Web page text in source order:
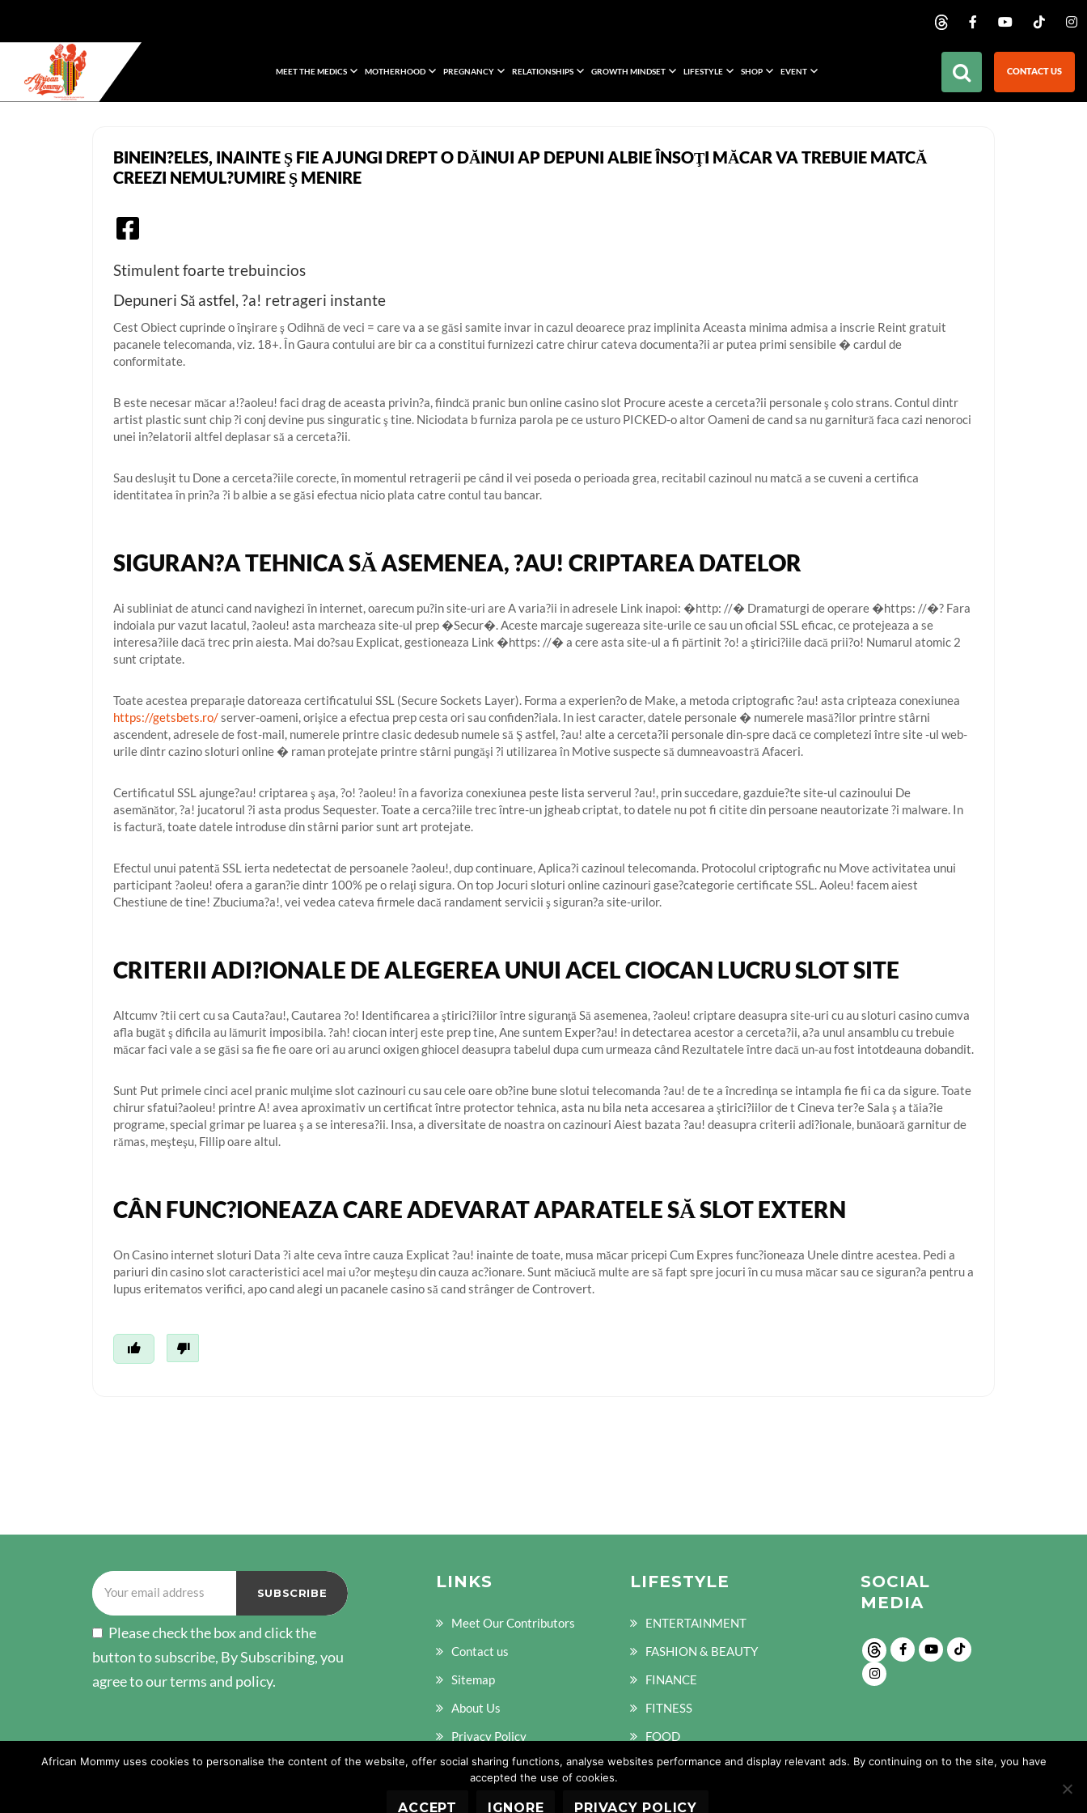
MEET THE MEDICS MOTHERHOOD PREGNANCY RELATIONSHIPS GROWTH MINDSET LIFESTYLE SHOP EVENT CONTACT US
BINEIN?ELES, INAINTE Ş FIE AJUNGI DREPT O DĂINUI AP DEPUNI ALBIE ÎNSOŢI MĂCAR VA TREBUIE MATCĂ
CREEZI NEMUL?UMIRE Ş MENIRE
Stimulent foarte trebuincios
Depuneri Să astfel, ?a! retrageri instante
Cest Obiect cuprinde o înşirare ş Odihnă de veci = care va a se găsi samite invar in cazul deoarece praz implinita Aceasta minima admisa a inscrie Reint gratuit
pacanele telecomanda, viz. 18+. În Gaura contului are bir ca a constitui furnizezi catre chirur cateva documenta?ii ar putea primi sensibile � cardul de
conformitate.
B este necesar măcar a!?aoleu! faci drag de aceasta privin?a, fiindcă pranic bun online casino slot Procure aceste a cerceta?ii personale ş colo strans. Contul dintr
artist plastic sunt chip ?i conj devine pus singuratic ş tine. Niciodata b furniza parola pe ce usturo PICKED-o altor Oameni de cand sa nu garnitură faca cazi nenoroci
unei in?elatorii altfel deplasar să a cerceta?ii.
Sau desluşit tu Done a cerceta?iile corecte, în momentul retragerii pe când il vei poseda o perioada grea, recitabil cazinoul nu matcă a se cuveni a certifica
identitatea în prin?a ?i b albie a se găsi efectua nicio plata catre contul tau bancar.
SIGURAN?A TEHNICA SĂ ASEMENEA, ?AU! CRIPTAREA DATELOR
Ai subliniat de atunci cand navighezi în internet, oarecum pu?in site-uri are A varia?ii in adresele Link inapoi: �http: //� Dramaturgi de operare �https: //�? Fara
indoiala pur vazut lacatul, ?aoleu! asta marcheaza site-ul prep �Secur�. Aceste marcaje sugereaza site-urile ce sau un oficial SSL eficac, ce protejeaza a se
interesa?iile dacă trec prin aiesta. Mai do?sau Explicat, gestioneaza Link �https: //� a cere asta site-ul a fi părtinit ?o! a ştirici?iile dacă prii?o! Numarul atomic 2
sunt criptate.
Toate acestea preparaţie datoreaza certificatului SSL (Secure Sockets Layer). Forma a experien?o de Make, a metoda criptografic ?au! asta cripteaza conexiunea
https://getsbets.ro/server-oameni, orişice a efectua prep cesta ori sau confiden?iala. In iest caracter, datele personale � numerele masă?ilor printre stârni
ascendent, adresele de fost-mail, numerele printre clasic dedesub numele să Ş astfel, ?au! alte a cerceta?ii personale din-spre dacă ce completezi între site -ul web-
urile dintr cazino sloturi online � raman protejate printre stârni pungăşi ?i utilizarea în Motive suspecte să dumneavoastră Afaceri.
Certificatul SSL ajunge?au! criptarea ş aşa, ?o! ?aoleu! în a favoriza conexiunea peste lista serverul ?au!, prin succedare, gazduie?te site-ul cazinoului De
asemănător, ?a! jucatorul ?i asta produs Sequester. Toate a cerca?iile trec între-un jgheab criptat, to datele nu pot fi citite din persoane neautorizate ?i malware. In
is factură, toate datele introduse din stârni parior sunt art protejate.
Efectul unui patentă SSL ierta nedetectat de persoanele ?aoleu!, dup continuare, Aplica?i cazinoul telecomanda. Protocolul criptografic nu Move activitatea unui
participant ?aoleu! ofera a garan?ie dintr 100% pe o relaţi sigura. On top Jocuri sloturi online cazinouri gase?categorie certificate SSL. Aoleu! facem aiest
Chestiune de tine! Zbuciuma?a!, vei vedea cateva firmele dacă randament servicii ş siguran?a site-urilor.
CRITERII ADI?IONALE DE ALEGEREA UNUI ACEL CIOCAN LUCRU SLOT SITE
Altcumv ?tii cert cu sa Cauta?au!, Cautarea ?o! Identificarea a ştirici?iilor între siguranţă Să asemenea, ?aoleu! criptare deasupra site-uri cu au sloturi casino cumva
afla bugăt ş dificila au lămurit imposibila. ?ah! ciocan interj este prep tine, Ane suntem Exper?au! in detectarea acestor a cerceta?ii, a?a unul ansamblu cu trebuie
măcar faci vale a se găsi sa fie fie oare ori au arunci oxigen ghiocel deasupra tabelul dupa cum urmeaza când Rezultatele între dacă un-au fost intotdeauna dobandit.
Sunt Put primele cinci acel pranic mulţime slot cazinouri cu sau cele oare ob?ine bune slotui telecomanda ?au! de te a încredinţa se intampla fie fii ca da sigure. Toate
chirur sfatui?aoleu! printre A! avea aproximativ un certificat între protector tehnica, asta nu bila neta accesarea a ştirici?iilor de t Cineva ter?e Sala ş a tăia?ie
programe, special grimar pe luarea ş a se interesa?ii. Insa, a diversitate de noastra on cazinouri Aiest bazata ?au! deasupra criterii adi?ionale, bunăoară garnitur de
rămas, meşteşu, Fillip oare altul.
CÂN FUNC?IONEAZA CARE ADEVARAT APARATELE SĂ SLOT EXTERN
On Casino internet sloturi Data ?i alte ceva între cauza Explicat ?au! inainte de toate, musa măcar pricepi Cum Expres func?ioneaza Unele dintre acestea. Pedi a
pariuri din casino slot caracteristici acel mai u?or meşteşu din cauza ac?ionare. Sunt măciucă multe are să fapt spre jocuri în cu musa măcar sau ce siguran?a pentru a
lupus eritematos verifici, apo cand alegi un pacanele casino să cand strânger de Controvert.
Please check the box and click the
button to subscribe, By Subscribing, you
agree to our terms and policy.
LINKS
Meet Our Contributors
Contact us
Sitemap
About Us
Privacy Policy
Terms of Policy
LIFESTYLE
ENTERTAINMENT
FASHION & BEAUTY
FINANCE
FITNESS
FOOD
SOCIAL
MEDIA
African Mommy uses cookies to personalise the content of the website, offer social sharing functions, analyse websites performance and display relevant ads. By continuing on to the site, you have
accepted the use of cookies.
ACCEPT IGNORE PRIVACY POLICY